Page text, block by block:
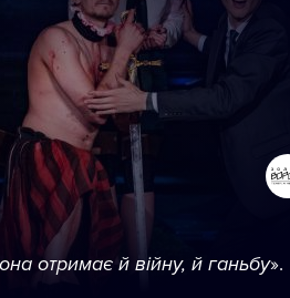
отримає й війну, й ганьбу».